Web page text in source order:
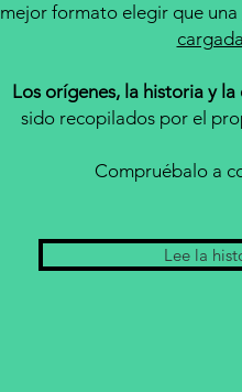
mejor formato elegir que una
cargada
Los orígenes, la historia y la
sido recopilados por el
Compruébalo a
Lee la